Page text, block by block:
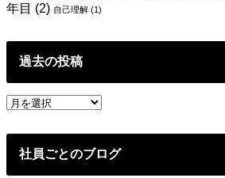
年目 (2) 自己理解 (1)
過去の投稿
過
の
社員ごとのブログ